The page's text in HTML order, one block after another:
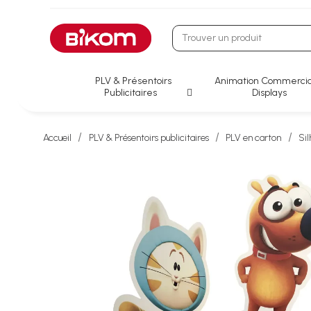
PLV & Présentoirs
Publicitaires
Animation
Displays
Accueil PLV & Présentoirs publicitaires PLV en carton